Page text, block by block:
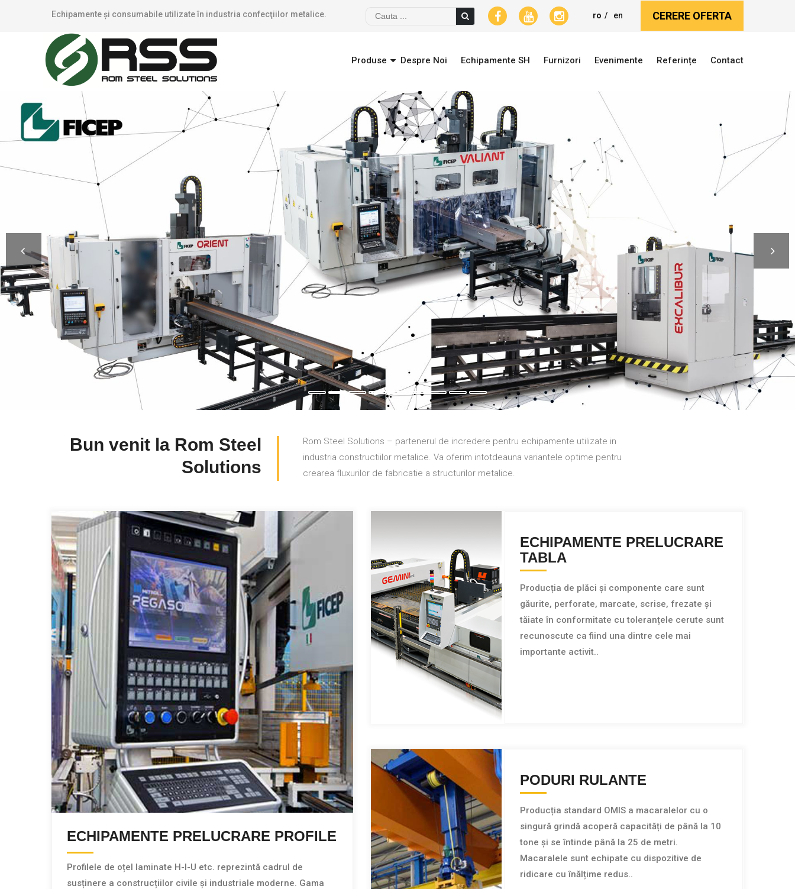
Echipamente şi consumabile utilizate în industria confecţiilor metalice. CERERE OFERTA
ro en
Produse Despre Noi Echipamente SH Furnizori Evenimente Referințe Contact
Produse Despre Noi Echipamente SH Furnizori Referințe Contact
CERERE OFERTA
Bun venit la Rom Steel
Solutions
Rom Steel Solutions – partenerul de incredere pentru echipamente utilizate in
industria constructiilor metalice. Va oferim intotdeauna variantele optime pentru
crearea fluxurilor de fabricatie a structurilor metalice.
ECHIPAMENTE PRELUCRARE PROFILE
Profilele de oțel laminate H-I-U etc. reprezintă cadrul de
susținere a construcțiilor civile și industriale moderne. Gama
ECHIPAMENTE PRELUCRARE
TABLA
Producția de plăci și componente care sunt
găurite, perforate, marcate, scrise, frezate și
tăiate în conformitate cu toleranțele cerute sunt
recunoscute ca fiind una dintre cele mai
importante activit..
PODURI RULANTE
Producția standard OMIS a macaralelor cu o
singură grindă acoperă capacități de până la 10
tone și se întinde până la 25 de metri.
Macaralele sunt echipate cu dispozitive de
ridicare cu înălțime redus..